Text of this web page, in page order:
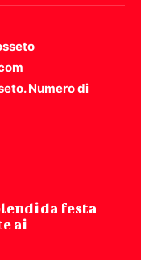
Numero di
festa
ai